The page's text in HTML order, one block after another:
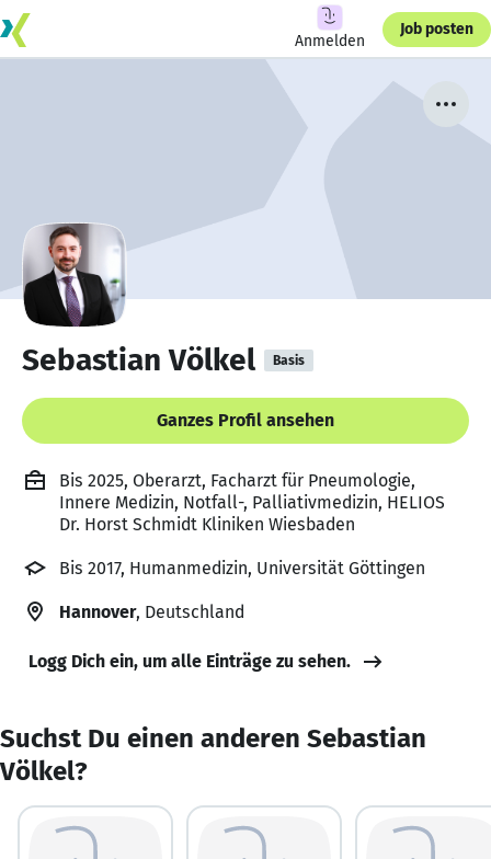
Anmelden
Job posten
Sebastian Völkel Basis
Ganzes Profil ansehen
Bis 2025, Oberarzt, Facharzt für Pneumologie,
Innere Medizin, Notfall-, Palliativmedizin, HELIOS
Dr. Horst Schmidt Kliniken Wiesbaden
Bis 2017, Humanmedizin, Universität Göttingen
Hannover, Deutschland
Logg Dich ein, um alle Einträge zu sehen.
Suchst Du einen anderen Sebastian
Völkel?